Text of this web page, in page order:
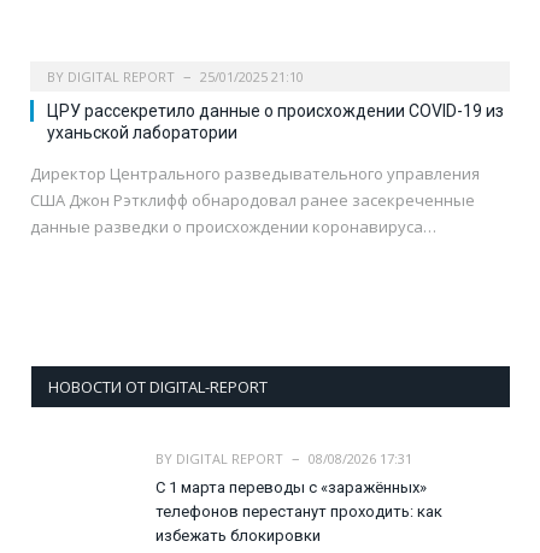
BY DIGITAL REPORT 25/01/2025 21:10
ЦРУ рассекретило данные о происхождении COVID-19 из
уханьской лаборатории
Директор Центрального разведывательного управления
США Джон Рэтклифф обнародовал ранее засекреченные
данные разведки о происхождении коронавируса…
НОВОСТИ ОТ DIGITAL-REPORT
BY DIGITAL REPORT
08/08/2026 17:31
С 1 марта переводы с «заражённых»
телефонов перестанут проходить: как
избежать блокировки